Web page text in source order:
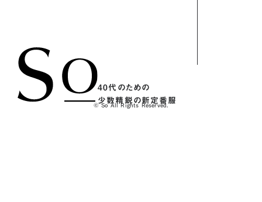
40代のための
少数精鋭の新定番服
© So All Rights Reserved.